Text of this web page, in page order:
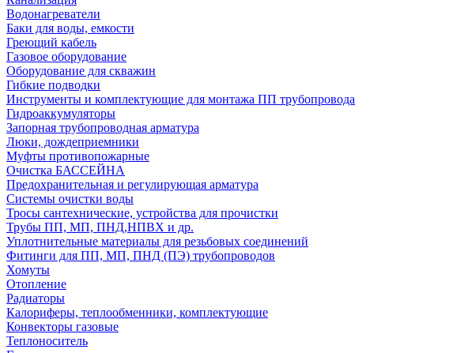
Водонагреватели
Баки для воды, емкости
Греющий кабель
Газовое оборудование
Оборудование для скважин
Гибкие подводки
Инструменты и комплектующие для монтажа ПП трубопровода
Гидроаккумуляторы
Запорная трубопроводная арматура
Люки, дождеприемники
Муфты противопожарные
Очистка БАССЕЙНА
Предохранительная и регулирующая арматура
Системы очистки воды
Тросы сантехнические, устройства для прочистки
Трубы ПП, МП, ПНД,НПВХ и др.
Уплотнительные материалы для резьбовых соединений
Фитинги для ПП, МП, ПНД (ПЭ) трубопроводов
Хомуты
Отопление
Радиаторы
Калориферы, теплообменники, комплектующие
Конвекторы газовые
Теплоноситель